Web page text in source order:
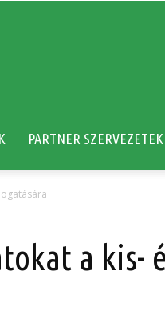
PARTNER SZERVEZETEK
a kis-